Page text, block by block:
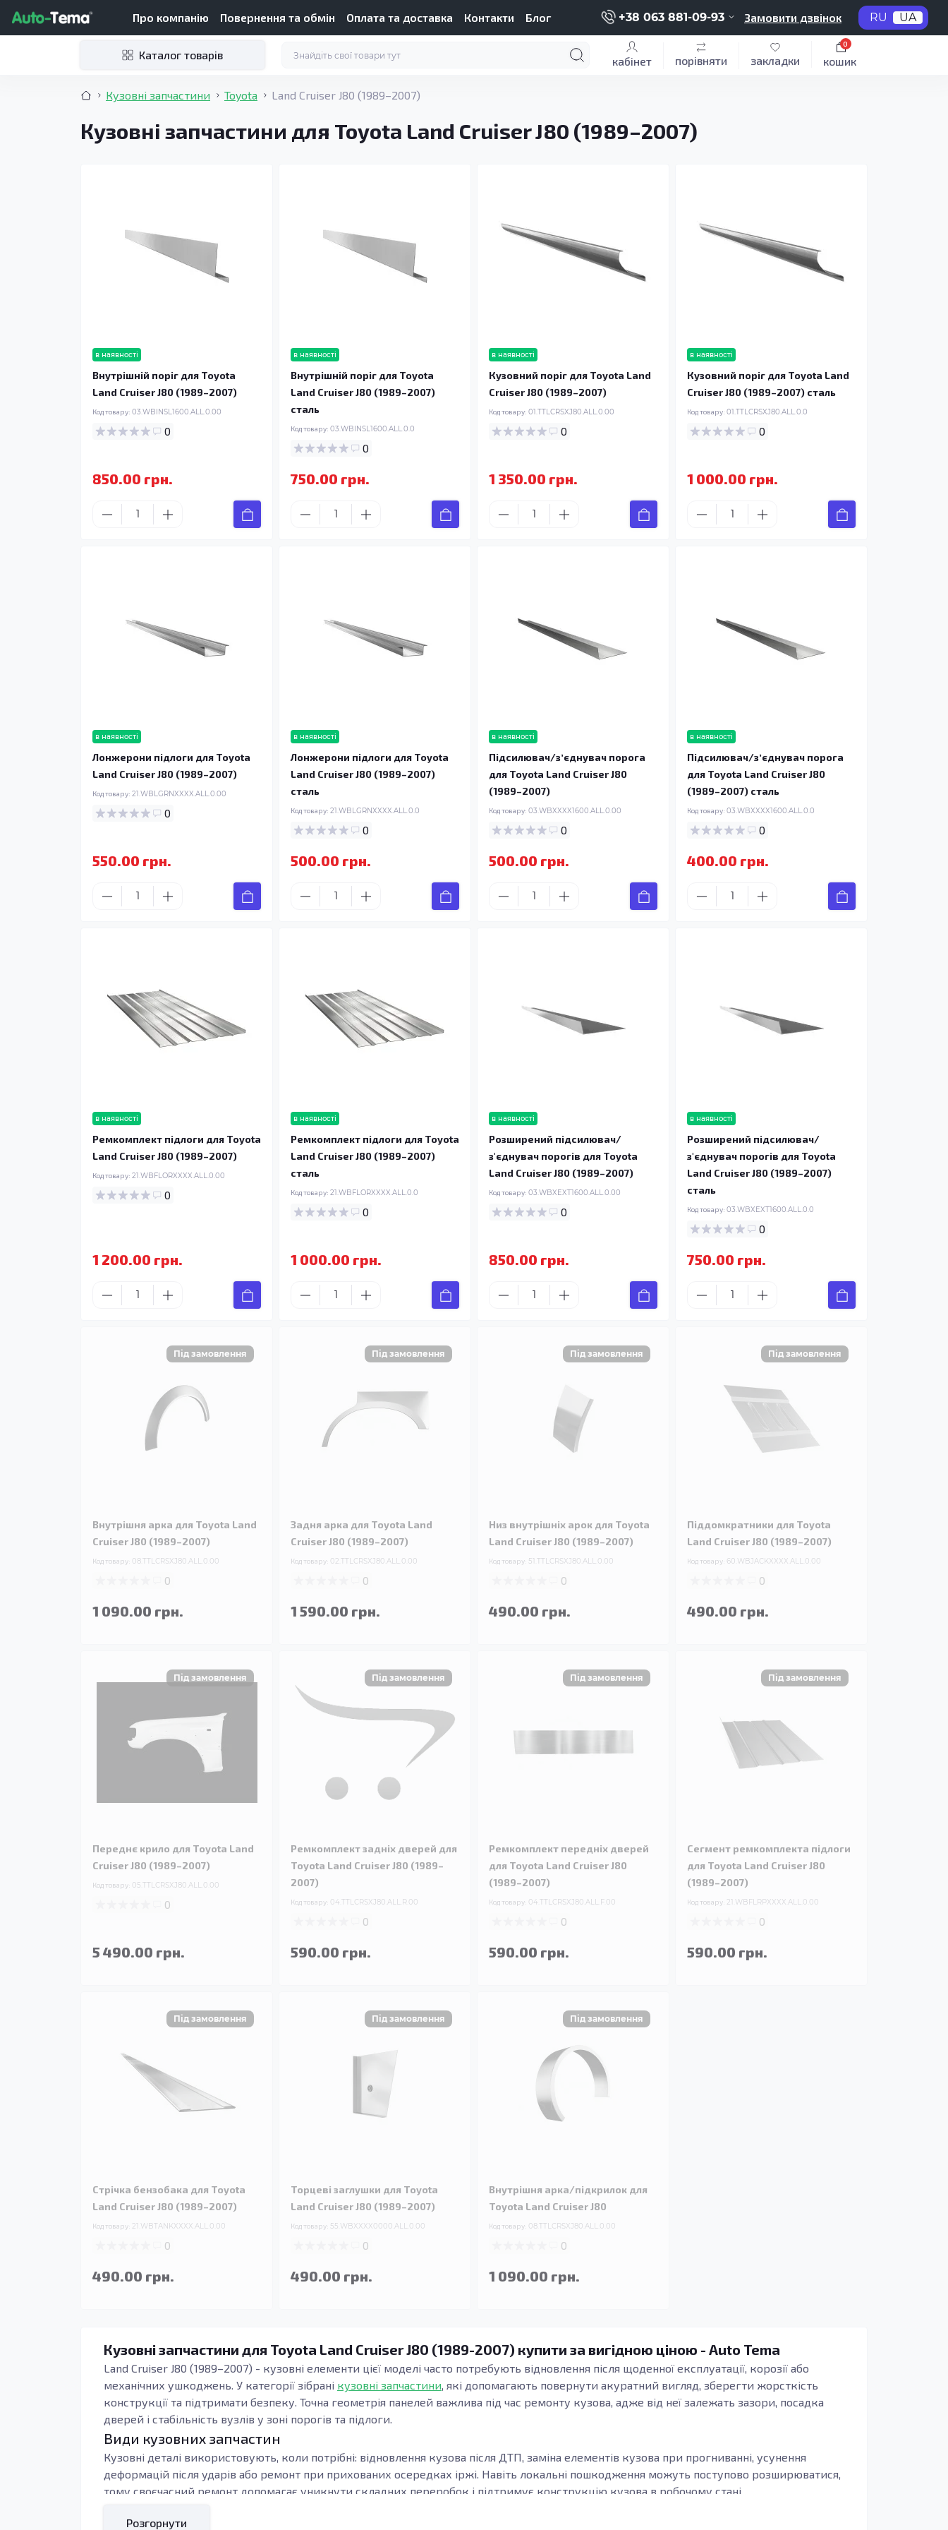
Про компанію Повернення та обмін Оплата та доставка Контакти Блог +38 063 881-09-93 Замовити дзвінок RU UA
Каталог товарів кабінет порівняти закладки кошик
0
Кузовні запчастини Toyota Land Cruiser J80 (1989–2007)
Кузовні запчастини для Toyota Land Cruiser J80 (1989–2007)
в наявності
Внутрішній поріг для Toyota
Land Cruiser J80 (1989–2007)
Код товару: 03.WBINSL1600.ALL.0.00
0
850.00 грн.
в наявності
Внутрішній поріг для Toyota
Land Cruiser J80 (1989–2007)
сталь
Код товару: 03.WBINSL1600.ALL.0.0
0
750.00 грн.
в наявності
Кузовний поріг для Toyota Land
Cruiser J80 (1989–2007)
Код товару: 01.TTLCRSXJ80.ALL.0.00
0
1 350.00 грн.
в наявності
Кузовний поріг для Toyota Land
Cruiser J80 (1989–2007) сталь
Код товару: 01.TTLCRSXJ80.ALL.0.0
0
1 000.00 грн.
в наявності
Лонжерони підлоги для Toyota
Land Cruiser J80 (1989–2007)
Код товару: 21.WBLGRNXXXX.ALL.0.00
0
550.00 грн.
в наявності
Лонжерони підлоги для Toyota
Land Cruiser J80 (1989–2007)
сталь
Код товару: 21.WBLGRNXXXX.ALL.0.0
0
500.00 грн.
в наявності
Підсилювач/зʼєднувач порога
для Toyota Land Cruiser J80
(1989–2007)
Код товару: 03.WBXXXX1600.ALL.0.00
0
500.00 грн.
в наявності
Підсилювач/зʼєднувач порога
для Toyota Land Cruiser J80
(1989–2007) сталь
Код товару: 03.WBXXXX1600.ALL.0.0
0
400.00 грн.
в наявності
Ремкомплект підлоги для Toyota
Land Cruiser J80 (1989–2007)
Код товару: 21.WBFLORXXXX.ALL.0.00
0
1 200.00 грн.
в наявності
Ремкомплект підлоги для Toyota
Land Cruiser J80 (1989–2007)
сталь
Код товару: 21.WBFLORXXXX.ALL.0.0
0
1 000.00 грн.
в наявності
Розширений підсилювач/
з'єднувач порогів для Toyota
Land Cruiser J80 (1989–2007)
Код товару: 03.WBXEXT1600.ALL.0.00
0
850.00 грн.
в наявності
Розширений підсилювач/
з'єднувач порогів для Toyota
Land Cruiser J80 (1989–2007)
сталь
Код товару: 03.WBXEXT1600.ALL.0.0
0
750.00 грн.
Внутрішня арка для Toyota Land
Cruiser J80 (1989–2007)
Код товару: 08.TTLCRSXJ80.ALL.0.00
0
1 090.00 грн.
Задня арка для Toyota Land
Cruiser J80 (1989–2007)
Код товару: 02.TTLCRSXJ80.ALL.0.00
0
1 590.00 грн.
Низ внутрішніх арок для Toyota
Land Cruiser J80 (1989–2007)
Код товару: 51.TTLCRSXJ80.ALL.0.00
0
490.00 грн.
Піддомкратники для Toyota
Land Cruiser J80 (1989–2007)
Код товару: 60.WBJACKXXXX.ALL.0.00
0
490.00 грн.
Переднє крило для Toyota Land
Cruiser J80 (1989–2007)
Код товару: 05.TTLCRSXJ80.ALL.0.00
0
5 490.00 грн.
Ремкомплект задніх дверей для
Toyota Land Cruiser J80 (1989–
2007)
Код товару: 04.TTLCRSXJ80.ALL.R.00
0
590.00 грн.
Ремкомплект передніх дверей
для Toyota Land Cruiser J80
(1989–2007)
Код товару: 04.TTLCRSXJ80.ALL.F.00
0
590.00 грн.
Сегмент ремкомплекта підлоги
для Toyota Land Cruiser J80
(1989–2007)
Код товару: 21.WBFLRPXXXX.ALL.0.00
0
590.00 грн.
Стрічка бензобака для Toyota
Land Cruiser J80 (1989–2007)
Код товару: 21.WBTANKXXXX.ALL.0.00
0
490.00 грн.
Торцеві заглушки для Toyota
Land Cruiser J80 (1989–2007)
Код товару: 55.WBXXXX0000.ALL.0.00
0
490.00 грн.
Внутрішня арка/підкрилок для
Toyota Land Cruiser J80
Код товару: 08.TTLCRSXJ80.ALL.0.00
0
1 090.00 грн.
Кузовні запчастини для Toyota Land Cruiser J80 (1989-2007) купити за вигідною ціною - Auto Tema
Land Cruiser J80 (1989–2007) - кузовні елементи цієї моделі часто потребують відновлення після щоденної експлуатації, корозії або
механічних ушкоджень. У категорії зібрані кузовні запчастини, які допомагають повернути акуратний вигляд, зберегти жорсткість
конструкції та підтримати безпеку. Точна геометрія панелей важлива під час ремонту кузова, адже від неї залежать зазори, посадка
дверей і стабільність вузлів у зоні порогів та підлоги.
Види кузовних запчастин
Кузовні деталі використовують, коли потрібні: відновлення кузова після ДТП, заміна елементів кузова при прогниванні, усунення
деформацій після ударів або ремонт при прихованих осередках іржі. Навіть локальні пошкодження можуть поступово розширюватися,
тому своєчасний ремонт допомагає уникнути складних переробок і підтримує конструкцію кузова в робочому стані.
Під час підбору орієнтуються на тип кузова, модифікацію та місце встановлення елемента. Важливо, щоб деталь повторювала заводські
Розгорнути